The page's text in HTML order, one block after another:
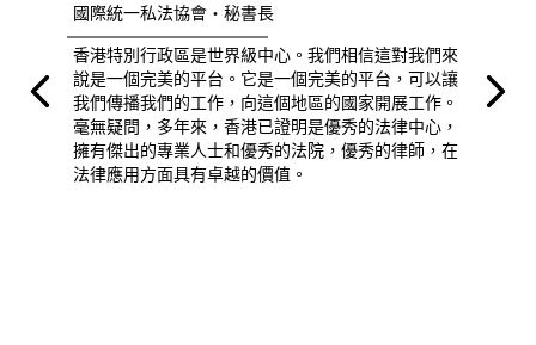
國際統一私法協會・秘書長
香港特別行政區是世界級中心。我們相信這對我們來
說是一個完美的平台。它是一個完美的平台，可以讓
我們傳播我們的工作，向這個地區的國家開展工作。
毫無疑問，多年來，香港已證明是優秀的法律中心，
擁有傑出的專業人士和優秀的法院，優秀的律師，在
法律應用方面具有卓越的價值。